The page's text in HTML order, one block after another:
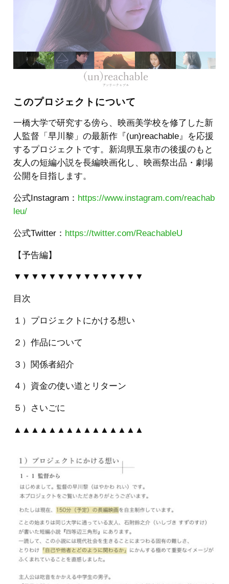
このプロジェクトについて
一橋大学で研究する傍ら、映画美学校を修了した新
人監督「早川黎」の最新作『(un)reachable』を応援
するプロジェクトです。新潟県五泉市の後援のもと
友人の短編小説を長編映画化し、映画祭出品・劇場
公開を目指します。
公式Instagram： https://www.instagram.com/reachab
leu/
公式Twitter： https://twitter.com/ReachableU
【予告編】
▼▼▼▼▼▼▼▼▼▼▼▼▼▼▼
目次
１）プロジェクトにかける想い
２）作品について
３）関係者紹介
４）資金の使い道とリターン
５）さいごに
▲▲▲▲▲▲▲▲▲▲▲▲▲▲▲